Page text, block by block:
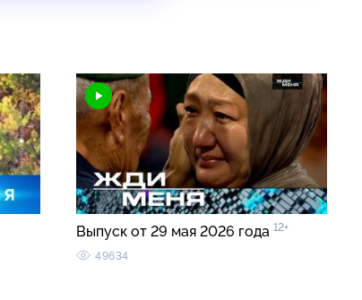
Выпуск от 29 мая 2026 года 12+
49634